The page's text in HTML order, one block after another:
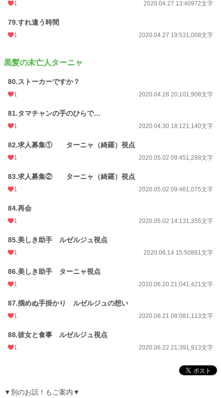
1 2020.04.27 13:40972文字
79.すれ違う時間
1 2020.04.27 19:531,008文字
黒髪の未亡人ターニャ
80.ストーカーですか？
1 2020.04.28 20:101,908文字
81.タマチャンの手のひらで…
1 2020.04.30 18:121,140文字
82.求人募集① ターニャ（綺羅）視点
1 2020.05.02 09:451,288文字
83.求人募集② ターニャ（綺羅）視点
1 2020.05.02 09:461,075文字
84.再会
1 2020.05.02 14:131,355文字
85.美しき助手 ルゼルジュ視点
1 2020.06.14 15:50861文字
86.美しき助手 ターニャ視点
1 2020.06.20 21:041,421文字
87.掴めぬ手掛かり ルゼルジュの想い
1 2020.06.21 08:081,113文字
88.彼女と食事 ルゼルジュ視点
1 2020.06.22 21:391,913文字
▼別のお話！もご案内▼